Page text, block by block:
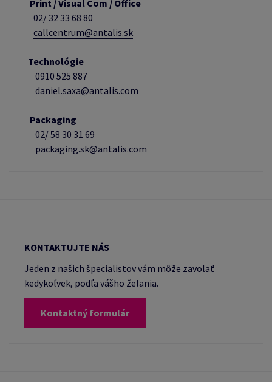
Print / Visual Com / Office
02/ 32 33 68 80
callcentrum@antalis.sk
Technológie
0910 525 887
daniel.saxa@antalis.com
Packaging
02/58 30 31 69
packaging.sk@antalis.com
KONTAKTUJTE NÁS
Jeden z našich špecialistov vám môže zavolať
kedykoľvek, podľa vášho želania.
Kontaktný formulár